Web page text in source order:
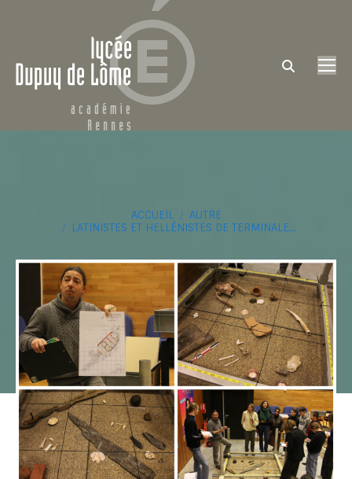
Search:
ACCUEIL
AUTRE
LATINISTES ET HELLÉNISTES DE TERMINALE…